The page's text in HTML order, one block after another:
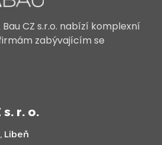
CZ s.r.o. nabízí komplexní
zabývajícím se
s. r. o.
Libeň